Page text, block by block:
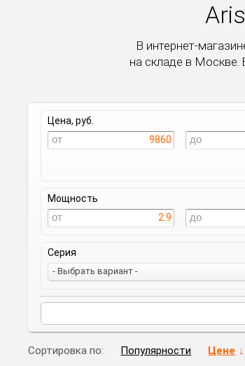
В интернет-
на складе в Москве.
Цена, руб.
9860
Мощность
2.9
Серия
- Выбрать вариант -
Сортировка по: Популярности Цене